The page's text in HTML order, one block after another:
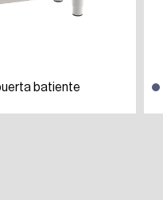
batiente